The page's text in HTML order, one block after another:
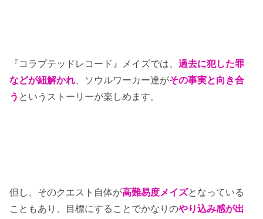
『コラプテッドレコード』メイズでは、過去に犯した罪
などが紐解かれ 、ソウルワーカー達がその事実と向き合
う というストーリーが楽しめます。
但し、そのクエスト自体が高難易度メイズとなっている
こともあり、目標にすることでかなりのやり込み感が出